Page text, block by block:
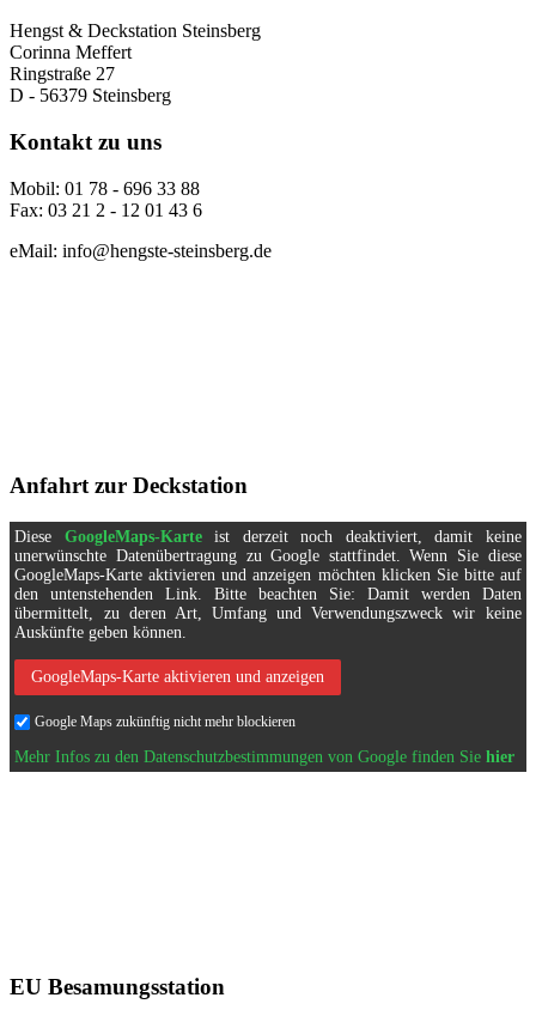
Hengst & Deckstation Steinsberg
Corinna Meffert
Ringstraße 27
D - 56379 Steinsberg
Kontakt zu uns
Mobil: 01 78 - 696 33 88
Fax: 03 21 2 - 12 01 43 6
eMail: info@hengste-steinsberg.de
Anfahrt zur Deckstation
Diese GoogleMaps-Karteist derzeit noch deaktiviert, damit keine
unerwünschte Datenübertragung zu Google stattfindet. Wenn Sie diese
GoogleMaps-Karte aktivieren und anzeigen möchten klicken Sie bitte auf
den untenstehenden Link. Bitte beachten Sie: Damit werden Daten
übermittelt, zu deren Art, Umfang und Verwendungszweck wir keine
Auskünfte geben können.
GoogleMaps-Karte aktivieren und anzeigen
Google Maps zukünftig nicht mehr blockieren
Mehr Infos zu den Datenschutzbestimmungen von Google finden Siehier
EU Besamungsstation